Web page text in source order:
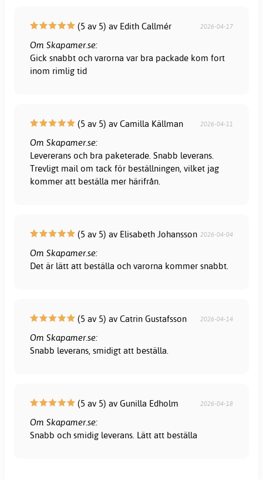
(5 av 5) av Edith Callmér 2026-04-17
Om Skapamer.se:
Gick snabbt och varorna var bra packade kom fort
inom rimlig tid
(5 av 5) av Camilla Källman 2026-04-11
Om Skapamer.se:
Levererans och bra paketerade. Snabb leverans.
Trevligt mail om tack för beställningen, vilket jag
kommer att beställa mer härifrån.
(5 av 5) av Elisabeth Johansson 2026-04-04
Om Skapamer.se:
Det är lätt att beställa och varorna kommer snabbt.
(5 av 5) av Catrin Gustafsson 2026-04-14
Om Skapamer.se:
Snabb leverans, smidigt att beställa.
(5 av 5) av Gunilla Edholm 2026-04-18
Om Skapamer.se:
Snabb och smidig leverans. Lätt att beställa